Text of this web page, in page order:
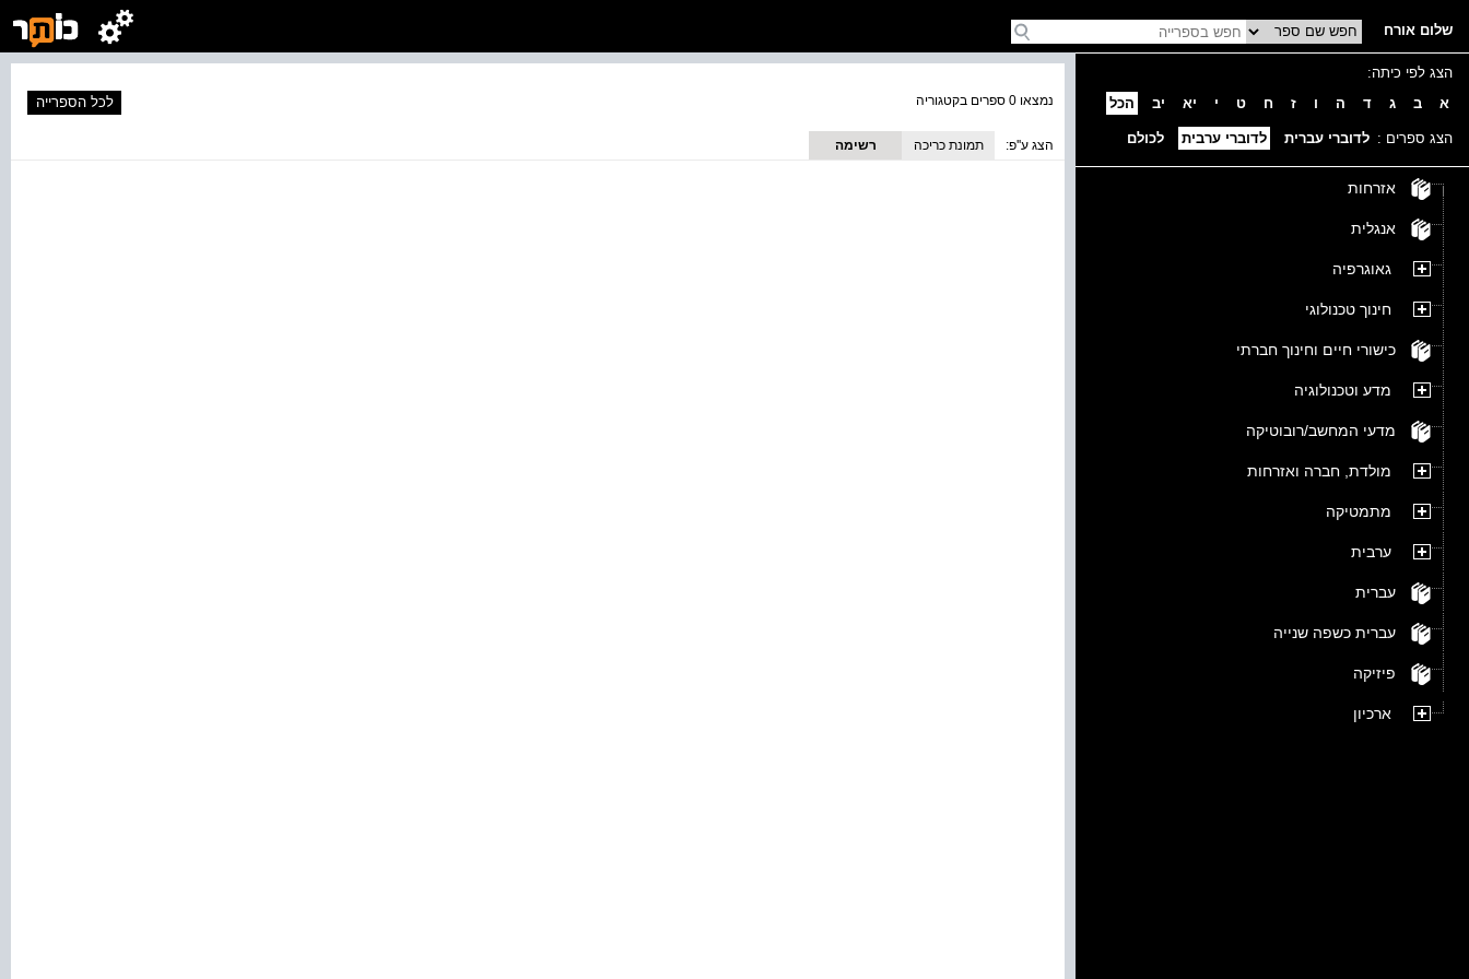
שלום אורח
הצג לפי כיתה:
א
ב ג ד ה ו ז ח ט י יא יב הכל
הצג ספרים : לדוברי עברית לדוברי ערבית לכולם
אזרחות
אנגלית
גאוגרפיה
חינוך טכנולוגי
כישורי חיים וחינוך חברתי
מדע וטכנולוגיה
מדעי המחשב/רובוטיקה
מולדת, חברה ואזרחות
מתמטיקה
ערבית
עברית
עברית כשפה שנייה
פיזיקה
ארכיון
נמצאו 0 ספרים בקטגוריה לכל הספרייה
הצג ע''פ: תמונת כריכה רשימה